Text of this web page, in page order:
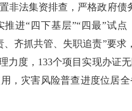
非法集资排查，严格政府
进“四下基层”“四最”试
、齐抓共管、失职追责”要
力度，133个项目实现办证
，灾害风险普查进度位居